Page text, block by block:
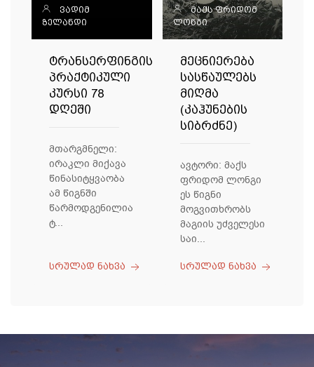
ვადიმ
ზელანდი
ტრანსერფინგის
პრაქტიკული
კურსი 78
დღეში
მთარგმნელი:
ირაკლი მიქავა
წინასიტყვაობა
ამ წიგნში
წარმოდგენილია
ტ...
სრულად ნახვა
მაქს ფრიდომ
ლონგი
მეცნიერება
სასწაულებს
მიღმა
(კაჰუნების
სიბრძნე)
ავტორი: მაქს
ფრიდომ ლონგი
ეს წიგნი
მოგვითხრობს
მაგიის უძველესი
საი...
სრულად ნახვა